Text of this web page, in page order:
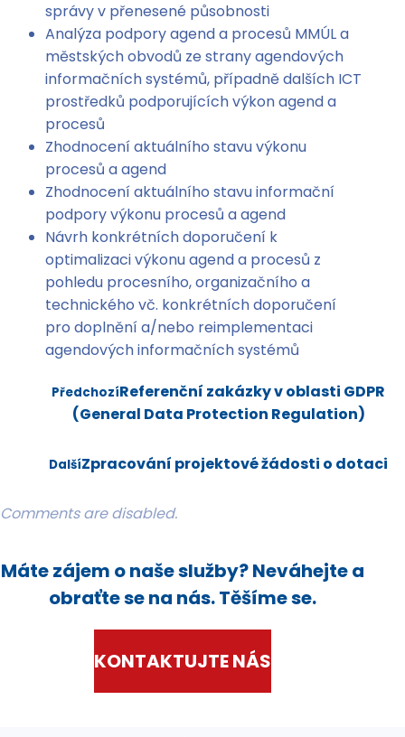
správy v přenesené působnosti
Analýza podpory agend a procesů MMÚL a
městských obvodů ze strany agendových
informačních systémů, případně dalších ICT
prostředků podporujících výkon agend a
procesů
Zhodnocení aktuálního stavu výkonu
procesů a agend
Zhodnocení aktuálního stavu informační
podpory výkonu procesů a agend
Návrh konkrétních doporučení k
optimalizaci výkonu agend a procesů z
pohledu procesního, organizačního a
technického vč. konkrétních doporučení
pro doplnění a/nebo reimplementaci
agendových informačních systémů
PředchozíReferenční zakázky v oblasti GDPR
(General Data Protection Regulation)
DalšíZpracování projektové žádosti o dotaci
Comments are disabled.
Máte zájem o naše služby? Neváhejte a
obraťte se na nás. Těšíme se.
KONTAKTUJTE NÁS